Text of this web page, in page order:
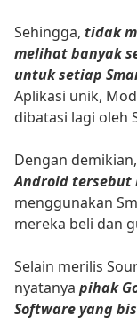
Sehingga, tidak
melihat banyak
untuk setiap
Aplikasi unik,
dibatasi lagi oleh
Dengan demikian,
Android tersebut
menggunakan
mereka beli dan
Selain merilis
nyatanya pihak
Software yang